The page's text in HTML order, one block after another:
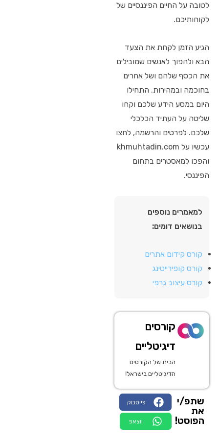
לטובה על החיים הפיננסיים של
לקוחותיכם.
הגיע הזמן לקחת את הצעד
הבא ולהפוך לאנשים שמובילים
את הכסף שלהם ושל אחרים
בחוכמה ובמהירות. התחילו
היום במסע הידע שלכם וקחו
שליטה על העתיד הכלכלי
שלכם. לפרטים והרשמה, לחצו
עכשיו על khmuhtadin.com
והפכו למאסטרים בתחום
הפיננסי.
למאמרים נוספים
בנושאים דומים:
קורס קידום אתרים
קורס קופירייטינג
קורס עיצוב גרפי
קורסים
דיגיטליים
הבית של הקורסים
הדיגיטליים בישראל!
שתפ/י
את
הפוסט!
פייסבוק
ווצאפ